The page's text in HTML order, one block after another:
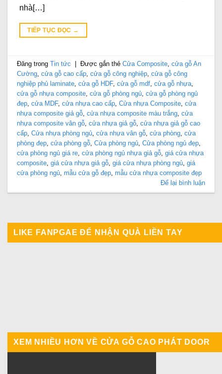
nhà[…]
TIẾP TỤC ĐỌC →
Đăng trongTin tức Được gắn thẻCửa Composite,cửa gỗ An
Cường,cửa gỗ cao cấp,cửa gỗ công nghiệp,cửa gỗ công
nghiệp phủ laminate,cửa gỗ HDF,cửa gỗ mdf,cửa gỗ nhựa,
cửa gỗ nhựa composite,cửa gỗ phòng ngủ,cửa gỗ phòng ngủ
đẹp,cửa MDF,cửa nhựa cao cấp,Cửa nhựa Composite,cửa
nhựa composite giả gỗ,cửa nhựa composite màu trắng,cửa
nhựa composite vân gỗ,cửa nhựa giả gỗ,cửa nhựa giả gỗ cao
cấp,Cửa nhựa phòng ngủ,cửa nhựa vân gỗ,cửa phòng,cửa
phòng đẹp,cửa phòng gỗ,Cửa phòng ngủ,Cửa phòng ngủ đẹp,
cửa phòng ngủ giá re,cửa phòng ngủ nhựa giả gỗ,giá cửa nhựa
composite,giá cửa nhựa giả gỗ,giá cửa nhựa phòng ngủ,giá
cửa phòng ngủ,mẫu cửa gỗ đẹp,mẫu cửa nhựa composite đẹp
Để lại bình luận
LIKE FANPGAE ĐỂ NHẬN QUÀ LIỀN TAY
XEM NHIỀU HƠN VỀ CỬA GỖ CAO PHÁT DOOR